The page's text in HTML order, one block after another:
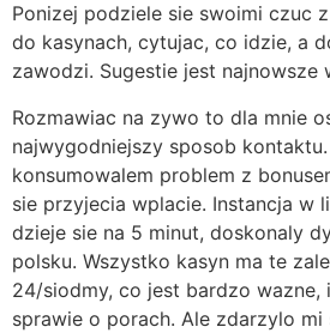
Ponizej podziele sie swoimi czuc
do kasynach, cytujac, co idzie, a
zawodzi. Sugestie jest najnowsze
Rozmawiac na zywo to dla mnie
najwygodniejszy sposob
konsumowalem problem z
sie przyjecia wplacie. Instancja w
dzieje sie na 5 minut, doskonaly
polsku. Wszystko kasyn ma te
24/siodmy, co jest bardzo wazne,
sprawie o porach. Ale zdarzylo mi